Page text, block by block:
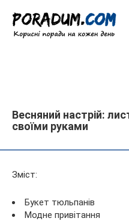
вмісту
Весняний настрій:
своїми руками
Зміст:
Букет тюльпанів
Модне привітання